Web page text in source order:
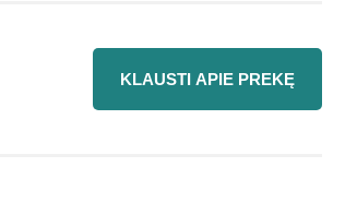
KLAUSTI APIE PREKĘ